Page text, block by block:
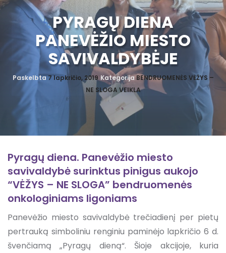
PYRAGŲ DIENA
PANEVĖŽIO MIESTO
SAVIVALDYBĖJE
Paskelbta7 lapkričio, 2019 Kategorija BENDRUOMENĖS VĖŽYS –
NE SLOGA VEIKLA
Pyragų diena. Panevėžio miesto
savivaldybė surinktus pinigus aukojo
“VĖŽYS – NE SLOGA” bendruomenės
onkologiniams ligoniams
Panevėžio miesto savivaldybė trečiadienį per pietų
pertrauką simboliniu renginiu paminėjo lapkričio 6 d.
švenčiamą „Pyragų dieną“. Šioje akcijoje, kuria